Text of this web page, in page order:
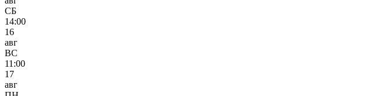
СБ
14:00
16
авг
ВС
11:00
17
авг